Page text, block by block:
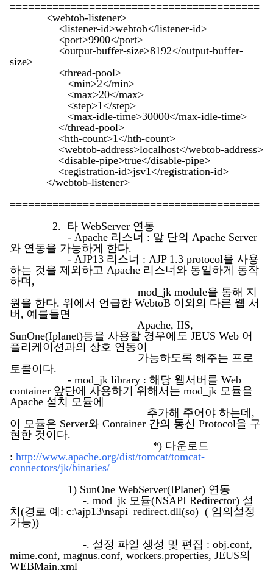
=========================================
<webtob-listener>
<listener-id>webtob</listener-id>
<port>9900</port>
<output-buffer-size>8192</output-buffer-
size>
<thread-pool>
<min>2</min>
<max>20</max>
<step>1</step>
<max-idle-time>30000</max-idle-time>
</thread-pool>
<hth-count>1</hth-count>
<webtob-address>localhost</webtob-address>
<disable-pipe>true</disable-pipe>
<registration-id>jsv1</registration-id>
</webtob-listener>
=========================================
2. 타 WebServer 연동
- Apache 리스너 : 앞 단의 Apache Server
와 연동을 가능하게 한다.
- AJP13 리스너 : AJP 1.3 protocol을 사용
하는 것을 제외하고 Apache 리스너와 동일하게 동작
하며,
mod_jk module을 통해 지
원을 한다. 위에서 언급한 WebtoB 이외의 다른 웹 서
버, 예를들면
Apache, IIS,
SunOne(Iplanet)등을 사용할 경우에도 JEUS Web 어
플리케이션과의 상호 연동이
가능하도록 해주는 프로
토콜이다.
- mod_jk library : 해당 웹서버를 Web
container 앞단에 사용하기 위해서는 mod_jk 모듈을
Apache 설치 모듈에
추가해 주어야 하는데,
이 모듈은 Server와 Container 간의 통신 Protocol을 구
현한 것이다.
*) 다운로드
: http://www.apache.org/dist/tomcat/tomcat-
connectors/jk/binaries/
1) SunOne WebServer(IPlanet) 연동
-. mod_jk 모듈(NSAPI Redirector) 설
치(경로 예: c:\ajp13\nsapi_redirect.dll(so) ( 임의설정
가능))
-. 설정 파일 생성 및 편집 : obj.conf,
mime.conf, magnus.conf, workers.properties, JEUS의
WEBMain.xml